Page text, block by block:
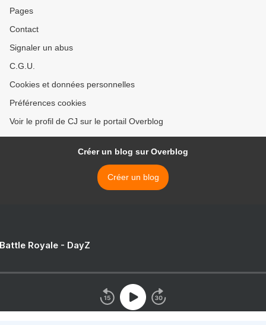
Pages
Contact
Signaler un abus
C.G.U.
Cookies et données personnelles
Préférences cookies
Voir le profil de CJ sur le portail Overblog
Créer un blog sur Overblog
Créer un blog
Royale - DayZ